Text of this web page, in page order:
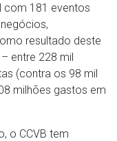
com 181 eventos
resultado deste
entre 228 mil
(contra os 98 mil
milhões gastos em
o CCVB tem